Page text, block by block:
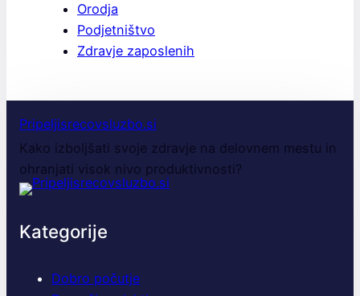
Orodja
Podjetništvo
Zdravje zaposlenih
Pripeljisrecovsluzbo.si
Kako izboljšati svoje zdravje na delovnem mestu in
ohranjati visok nivo produktivnosti?
Kategorije
Dobro počutje